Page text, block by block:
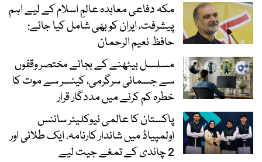
مکہ دفاعی معاہدہ عالمِ اسلام کے لیے اہم
پیشرفت، ایران کو بھی شامل کیا جائے:
حافظ نعیم الرحمان
مسلسل بیٹھنے کے بجائے مختصر وقفوں
سے جسمانی سرگرمی، کینسر سے موت کا
خطرہ کم کرنے میں مددگار قرار
پاکستان کا عالمی نیوکلیئر سائنس
اولمپیاڈ میں شاندار کارنامہ، ایک طلائی اور
2 چاندی کے تمغے جیت لیے